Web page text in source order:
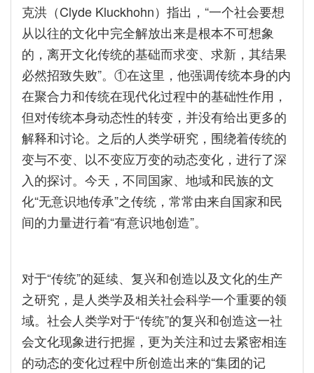
克洪（Clyde Kluckhohn）指出，“一个社会要想
从以往的文化中完全解放出来是根本不可想象
的，离开文化传统的基础而求变、求新，其结果
必然招致失败”。①在这里，他强调传统本身的内
在聚合力和传统在现代化过程中的基础性作用，
但对传统本身动态性的转变，并没有给出更多的
解释和讨论。之后的人类学研究，围绕着传统的
变与不变、以不变应万变的动态变化，进行了深
入的探讨。今天，不同国家、地域和民族的文
化“无意识地传承”之传统，常常由来自国家和民
间的力量进行着“有意识地创造”。
对于“传统”的延续、复兴和创造以及文化的生产
之研究，是人类学及相关社会科学一个重要的领
域。社会人类学对于“传统”的复兴和创造这一社
会文化现象进行把握，更为关注和过去紧密相连
的动态的变化过程中所创造出来的“集团的记